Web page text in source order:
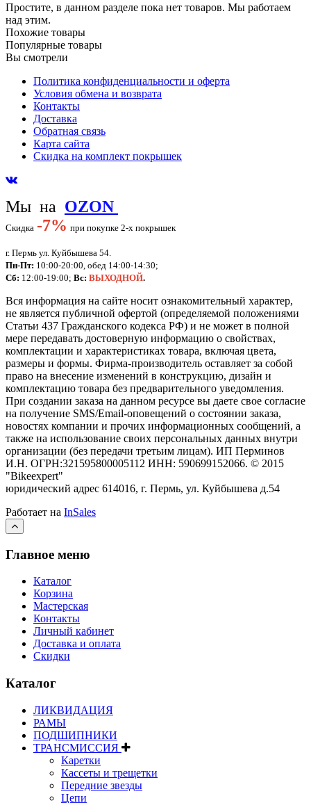
Простите, в данном разделе пока нет товаров. Мы работаем
над этим.
Похожие товары
Популярные товары
Вы смотрели
Политика конфиденциальности и оферта
Условия обмена и возврата
Контакты
Доставка
Обратная связь
Карта сайта
Скидка на комплект покрышек
Мы на OZON
Скидка -7% при покупке 2-х покрышек
г. Пермь ул. Куйбышева 54.
Пн-Пт: 10:00-20:00, обед 14:00-14:30;
Сб: 12:00-19:00; Вс: ВЫХОДНОЙ.
Вся информация на сайте носит ознакомительный характер,
не является публичной офертой (определяемой положениями
Статьи 437 Гражданского кодекса РФ) и не может в полной
мере передавать достоверную информацию о свойствах,
комплектации и характеристиках товара, включая цвета,
размеры и формы. Фирма-производитель оставляет за собой
право на внесение изменений в конструкцию, дизайн и
комплектацию товара без предварительного уведомления.
При создании заказа на данном ресурсе вы даете свое согласие
на получение SMS/Email-оповещений о состоянии заказа,
новостях компании и прочих информационных сообщений, а
также на использование своих персональных данных внутри
организации (без передачи третьим лицам). ИП Перминов
И.Н. ОГРН:321595800005112 ИНН: 590699152066. © 2015
"Bikeexpert"
юридический адрес 614016, г. Пермь, ул. Куйбышева д.54
Работает на InSales
Главное меню
Каталог
Корзина
Мастерская
Контакты
Личный кабинет
Доставка и оплата
Скидки
Каталог
ЛИКВИДАЦИЯ
РАМЫ
ПОДШИПНИКИ
ТРАНСМИССИЯ
Каретки
Кассеты и трещетки
Передние звезды
Цепи